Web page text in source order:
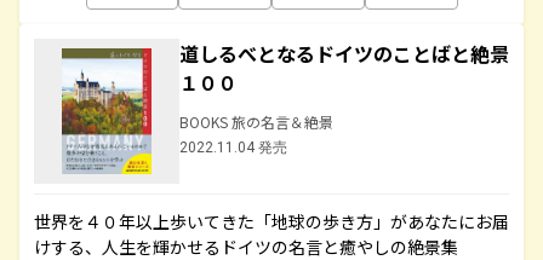
道しるべとなるドイツのことばと絶景
１００
BOOKS 旅の名言＆絶景
2022.11.04 発売
世界を４０年以上歩いてきた「地球の歩き方」があなたにお届
けする、人生を輝かせるドイツの名言と癒やしの絶景集